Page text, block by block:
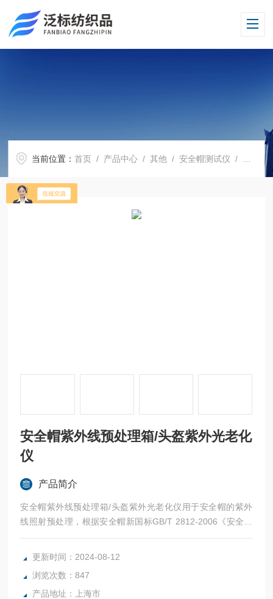
当前位置：首页 / 产品中心 /其他 /安全帽测试仪 / 安全帽紫外线预处理箱/头盔紫外光老化仪
安全帽紫外线预处理箱/头盔紫外光老化
仪
产品简介
安全帽紫外线预处理箱/头盔紫外光老化仪用于安全帽的紫外
线照射预处理，根据安全帽新国标GB/T 2812-2006《安全帽
测试方法》、GB/T 2811-2019《安全帽》研制
更新时间：2024-08-12
浏览次数：847
产品地址：上海市